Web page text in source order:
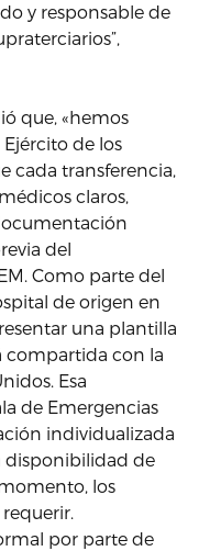
y responsable de
que, «hemos
de los
cada transferencia,
claros,
del
Como parte del
de origen en
una plantilla
compartida con la
Esa
de Emergencias
individualizada
disponibilidad de
los
por parte de